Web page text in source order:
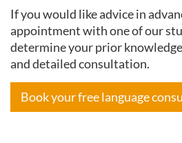
If you would like advice in
appointment with one of our
determine your prior
and detailed consultation.
Book your free language